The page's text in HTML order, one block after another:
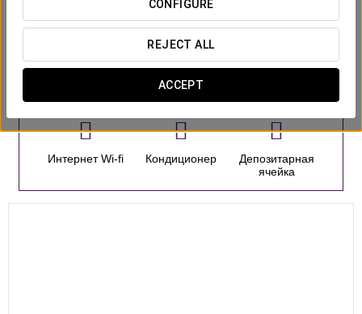
CONFIGURE
REJECT ALL
ACCEPT
ОСНОВНЫЕ УСЛУГИ
номера
Интернет Wi-fi Кондиционер
Депозитарная
ячейка